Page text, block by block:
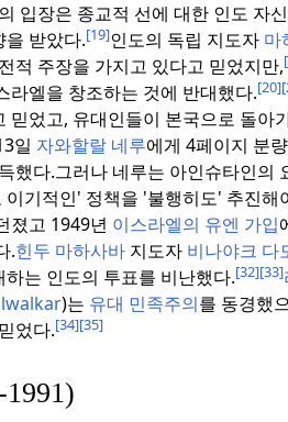
입장은 종교적 선에 대한 인도 자
을 받았다.[19]인도의 독립 지도자 마
적 주장을 가지고 있다고 믿었지만,
라엘을 창조하는 것에 반대했다.[20]
믿었고, 유대인들이 본국으로 돌아
일 자와할랄 네루에게 4페이지 분
했다.그러나 네루는 아인슈타인의
기적인' 정책을 '불행히도' 추진
졌고 1949년 이스라엘의 유엔 가입
.힌두 마하사바 지도자 비나야크 다
는 인도의 투표를 비난했다.[32][33]
)는 유대 민족주의를 동경했
었다.[34][35]